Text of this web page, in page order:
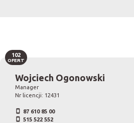
Wojciech Ogonowski
Manager
Nr licencji: 12431
87 610 85 00
515 522 552
102
OFERT